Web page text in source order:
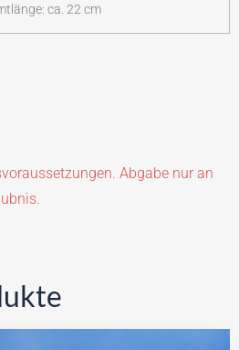
ca. 22 cm
Abgabe nur an